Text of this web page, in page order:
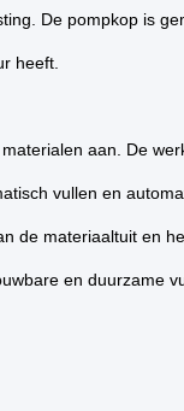
De pompkop is
heeft.
aan. De
vullen en
de materiaaltuit en
en duurzame